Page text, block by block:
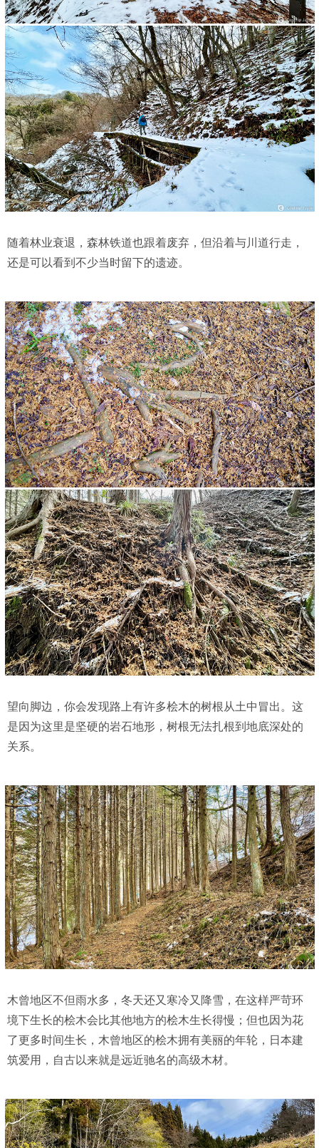
随着林业衰退，森林铁道也跟着废弃，但沿着与川道行走，
还是可以看到不少当时留下的遗迹。
望向脚边，你会发现路上有许多桧木的树根从土中冒出。这
是因为这里是坚硬的岩石地形，树根无法扎根到地底深处的
关系。
木曾地区不但雨水多，冬天还又寒冷又降雪，在这样严苛环
境下生长的桧木会比其他地方的桧木生长得慢；但也因为花
了更多时间生长，木曾地区的桧木拥有美丽的年轮，日本建
筑爱用，自古以来就是远近驰名的高级木材。